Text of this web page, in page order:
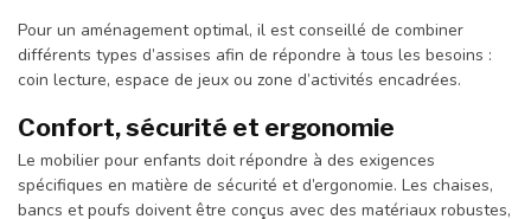
Pour un aménagement optimal, il est conseillé de combiner
différents types d’assises afin de répondre à tous les besoins :
coin lecture, espace de jeux ou zone d’activités encadrées.
Confort, sécurité et ergonomie
Le mobilier pour enfants doit répondre à des exigences
spécifiques en matière de sécurité et d’ergonomie. Les chaises,
bancs et poufs doivent être conçus avec des matériaux robustes,